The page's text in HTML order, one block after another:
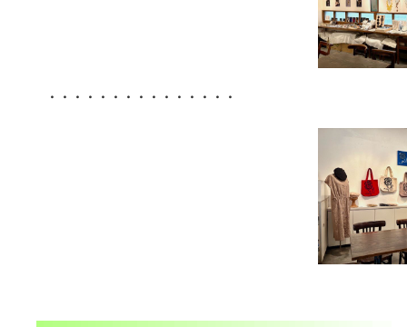
・・・・・・・・・・・・・・・